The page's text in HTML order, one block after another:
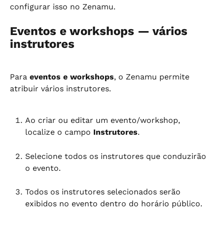
configurar isso no Zenamu.
Eventos e workshops — vários
instrutores
Para eventos e workshops, o Zenamu permite
atribuir vários instrutores.
Ao criar ou editar um evento/workshop,
localize o campo Instrutores.
Selecione todos os instrutores que conduzirão
o evento.
Todos os instrutores selecionados serão
exibidos no evento dentro do horário público.